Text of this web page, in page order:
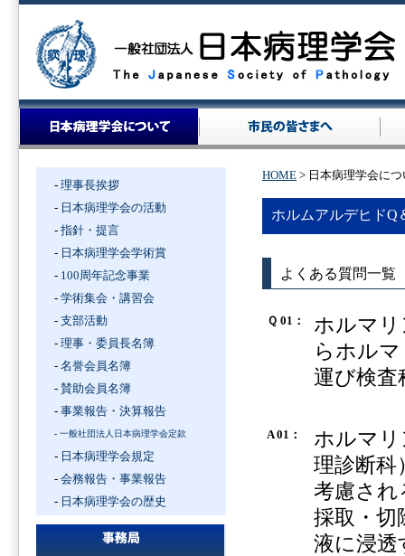
- 理事長挨拶
- 日本病理学会の活動
- 指針・提言
- 日本病理学会学術賞
- 100周年記念事業
- 学術集会・講習会
- 支部活動
- 理事・委員長名簿
- 名誉会員名簿
- 賛助会員名簿
- 事業報告・決算報告
- 一般社団法人日本病理学会定款
- 日本病理学会規定
- 会務報告・事業報告
- 日本病理学会の歴史
HOME > 日本病理学会に
ホルムアルデヒドQ
よくある質問一覧
Ｑ 01：
ホルマ
らホル
運び検
A 01：
ホルマ
理診断科
考慮さ
採取・切
液に浸透